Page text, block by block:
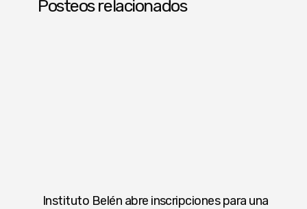
Posteos relacionados
Instituto Belén abre inscripciones para una